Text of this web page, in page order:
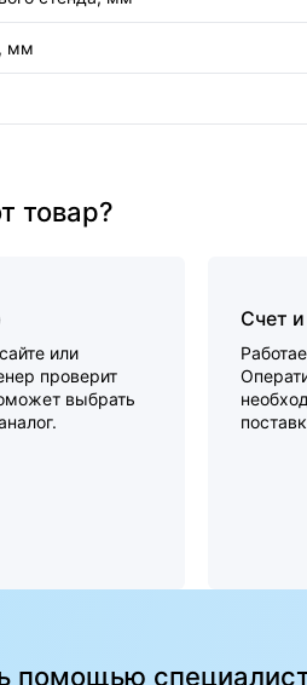
мм
товар?
или
проверит
выбрать
Счет
помощью